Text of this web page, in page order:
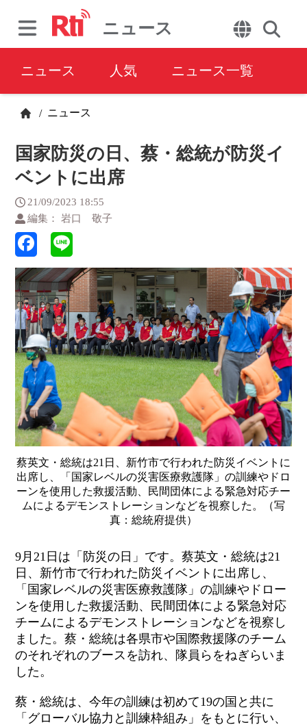
ニュース
ニュース 人気 ニュース一覧
/ ニュース
国家防災の日、蔡・総統が防災イ
ベントに出席
21/09/2023 18:55
編集： 岩口 敬子
蔡英文・総統は21日、新竹市で行われた防災イベントに
出席し、「国家レベルの災害医療救護隊」の訓練やドロ
ーンを使用した救援活動、民間団体による緊急対応チー
ムによるデモンストレーションなどを視察した。（写
真：総統府提供）
9月21日は「防災の日」です。蔡英文・総統は21
日、新竹市で行われた防災イベントに出席し、
「国家レベルの災害医療救護隊」の訓練やドロー
ンを使用した救援活動、民間団体による緊急対応
チームによるデモンストレーションなどを視察し
ました。蔡・総統は各県市や国際救援隊のチーム
のそれぞれのブースを訪れ、隊員らをねぎらいま
した。
蔡・総統は、今年の訓練は初めて19の国と共に
「グローバル協力と訓練枠組み」をもとに行い、